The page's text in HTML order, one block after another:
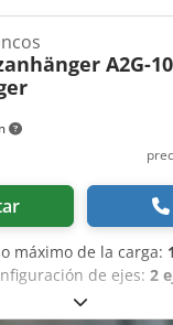
A2G-10
máximo de la carga:
de ejes: 2
longitud del espacio de